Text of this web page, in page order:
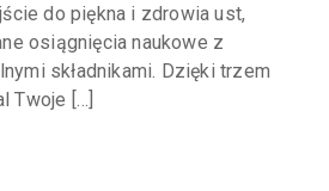
do piękna i zdrowia ust,
osiągnięcia naukowe z
składnikami. Dzięki trzem
Twoje […]